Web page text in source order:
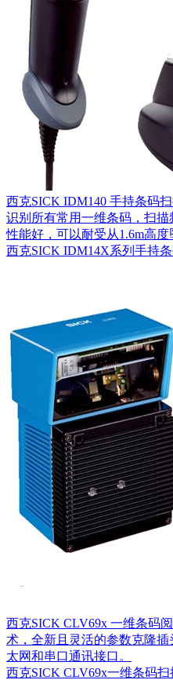
西克SICK IDM140 手持条码扫
识别所有常用一维条码，
性能好，可以耐受从1.6m高度
西克SICK IDM14X系列手持
西克SICK CLV69x 一维条码
术，全新且灵活的参数克隆
太网和串口通讯接口。
西克SICK CLV69x一维条码扫